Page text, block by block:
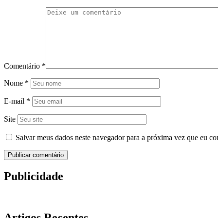
Comentário *
Nome *
E-mail *
Site
Salvar meus dados neste navegador para a próxima vez que eu
Publicidade